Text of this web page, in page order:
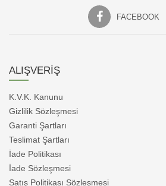
FACEBOOK
ALIŞVERİŞ
K.V.K. Kanunu
Gizlilik Sözleşmesi
Garanti Şartları
Teslimat Şartları
İade Politikası
İade Sözleşmesi
Satış Politikası Sözleşmesi